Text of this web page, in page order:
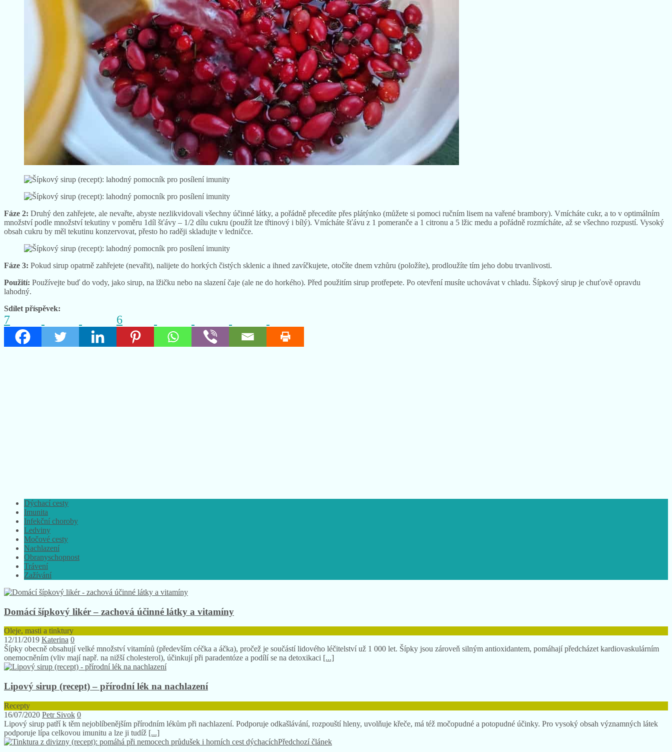
Fáze 2: Druhý den zahřejete, ale nevařte, abyste nezlikvidovali všechny účinné látky, a pořádně přecedíte přes plátýnko (můžete si pomoci ručním lisem na vařené brambory). Vmícháte cukr, a to v optimálním
množství podle množství tekutiny v poměru 1díl šťávy – 1/2 dílu cukru (použít lze třtinový i bílý). Vmícháte šťávu z 1 pomeranče a 1 citronu a 5 lžic medu a pořádně rozmícháte, až se všechno rozpustí. Vysoký
obsah cukru by měl tekutinu konzervovat, přesto ho raději skladujte v ledničce.
Fáze 3: Pokud sirup opatrně zahřejete (nevařit), nalijete do horkých čistých sklenic a ihned zavíčkujete, otočíte dnem vzhůru (položíte), prodloužíte tím jeho dobu trvanlivosti.
Použití: Používejte buď do vody, jako sirup, na lžičku nebo na slazení čaje (ale ne do horkého). Před použitím sirup protřepete. Po otevření musíte uchovávat v chladu. Šípkový sirup je chuťově opravdu
lahodný.
Sdílet příspěvek:
7 6
Dýchací cesty
Imunita
Infekční choroby
Ledviny
Močové cesty
Nachlazení
Obranyschopnost
Trávení
Zažívání
Domácí šípkový likér – zachová účinné látky a vitamíny
Oleje, masti a tinktury
12/11/2019 Katerina 0
Šípky obecně obsahují velké množství vitamínů (především céčka a áčka), pročež je součástí lidového léčitelství už 1 000 let. Šípky jsou zároveň silným antioxidantem, pomáhají předcházet kardiovaskulárním
onemocněním (vliv mají např. na nižší cholesterol), účinkují při paradentóze a podílí se na detoxikaci [...]
Lipový sirup (recept) – přírodní lék na nachlazení
Recepty
16/07/2020 Petr Sivok 0
Lipový sirup patří k těm nejoblíbenějším přírodním lékům při nachlazení. Podporuje odkašlávání, rozpouští hleny, uvolňuje křeče, má též močopudné a potopudné účinky. Pro vysoký obsah významných látek
podporuje lípa celkovou imunitu a lze ji tudíž [...]
Předchozí článek